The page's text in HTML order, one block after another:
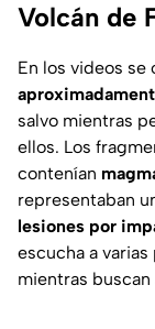
Volcán de
En los videos se
salvo mientras
ellos. Los
contenían
representaban
lesiones por
escucha a
mientras